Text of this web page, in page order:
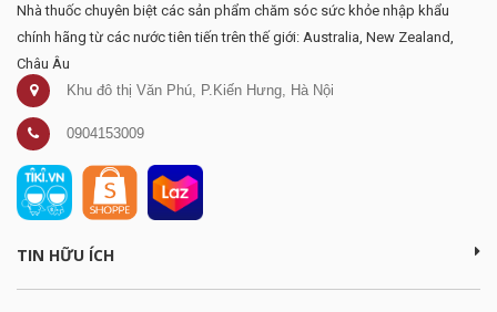
Nhà thuốc chuyên biệt các sản phẩm chăm sóc sức khỏe nhập khẩu
chính hãng từ các nước tiên tiến trên thế giới: Australia, New Zealand,
Châu Âu
Khu đô thị Văn Phú, P.Kiến Hưng, Hà Nội
0904153009
TIN HỮU ÍCH